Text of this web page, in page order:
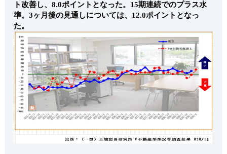
ト改善し、8.0ポイントとなった。15期連続でのプラス水
準。3ヶ月後の見通しについては、12.0ポイントとなっ
た。